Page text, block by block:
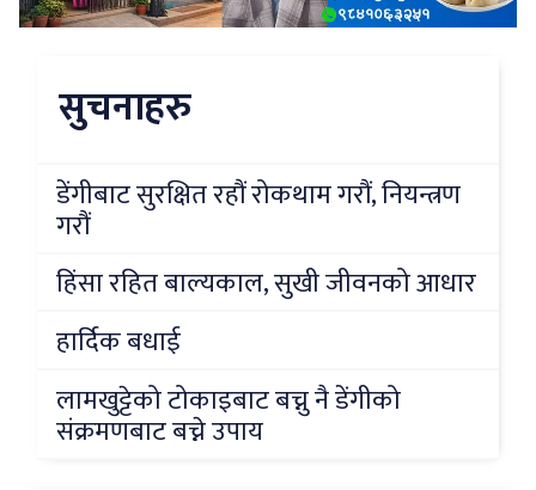
सुचनाहरु
डेंगीबाट सुरक्षित रहौं रोकथाम गरौं, नियन्त्रण
गरौं
हिंसा रहित बाल्यकाल, सुखी जीवनको आधार
हार्दिक बधाई
लामखुट्टेको टोकाइबाट बच्नु नै डेंगीको
संक्रमणबाट बच्ने उपाय